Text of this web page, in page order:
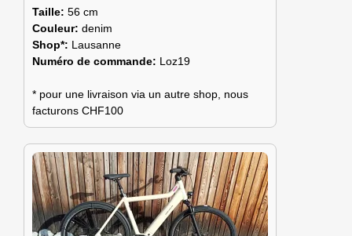
Taille: 56 cm
Couleur: denim
Shop*: Lausanne
Numéro de commande: Loz19
* pour une livraison via un autre shop, nous
facturons CHF100